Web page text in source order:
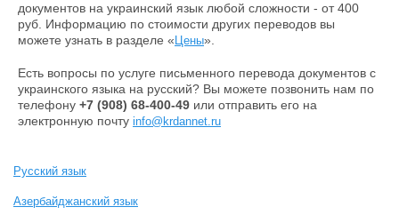
документов на украинский язык любой сложности - от 400
руб. Информацию по стоимости других переводов вы
можете узнать в разделе « Цены».
Есть вопросы по услуге письменного перевода документов с
украинского языка на русский? Вы можете позвонить нам по
телефону +7 (908) 68-400-49 или отправить его на
электронную почту info@krdannet.ru
Русский язык
Азербайджанский язык